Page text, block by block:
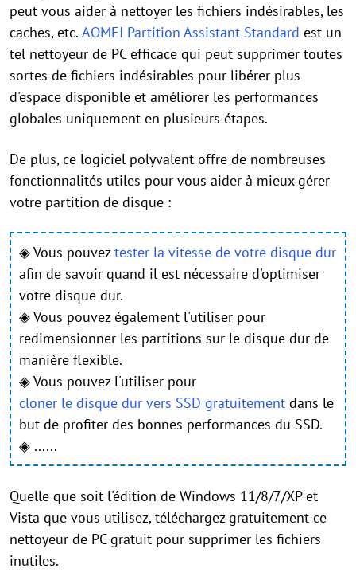
peut vous aider à nettoyer les fichiers indésirables, les
caches, etc. AOMEI Partition Assistant Standard est un
tel nettoyeur de PC efficace qui peut supprimer toutes
sortes de fichiers indésirables pour libérer plus
d'espace disponible et améliorer les performances
globales uniquement en plusieurs étapes.
De plus, ce logiciel polyvalent offre de nombreuses
fonctionnalités utiles pour vous aider à mieux gérer
votre partition de disque :
◈ Vous pouveztester la vitesse de votre disque dur
afin de savoir quand il est nécessaire d'optimiser
votre disque dur.
◈ Vous pouvez également l'utiliser pour
redimensionner les partitions sur le disque dur de
manière flexible.
◈ Vous pouvez l'utiliser pour
cloner le disque dur vers SSD gratuitement dans le
but de profiter des bonnes performances du SSD.
◈ ......
Quelle que soit l'édition de Windows 11/8/7/XP et
Vista que vous utilisez, téléchargez gratuitement ce
nettoyeur de PC gratuit pour supprimer les fichiers
inutiles.